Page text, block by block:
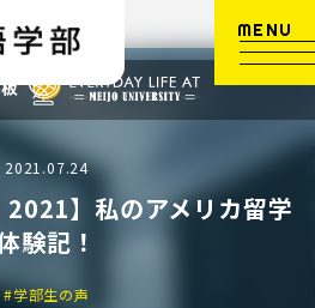
MENU
2021.07.24
】私のアメリカ留学
験記！
#学部生の声